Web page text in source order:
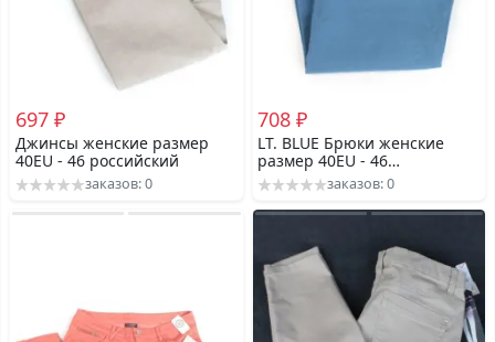
697 ₽
Джинсы женские размер
40EU - 46 российский
заказов: 0
708 ₽
LT. BLUE Брюки женские
размер 40EU - 46
российскийзаказов: 0